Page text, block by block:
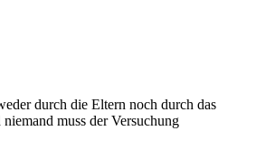
durch die Eltern noch durch das
muss der Versuchung